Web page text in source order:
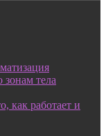
тела
как работает и